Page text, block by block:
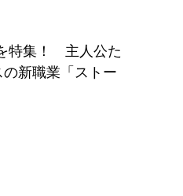
特集！ 主人公た
新職業「ストー